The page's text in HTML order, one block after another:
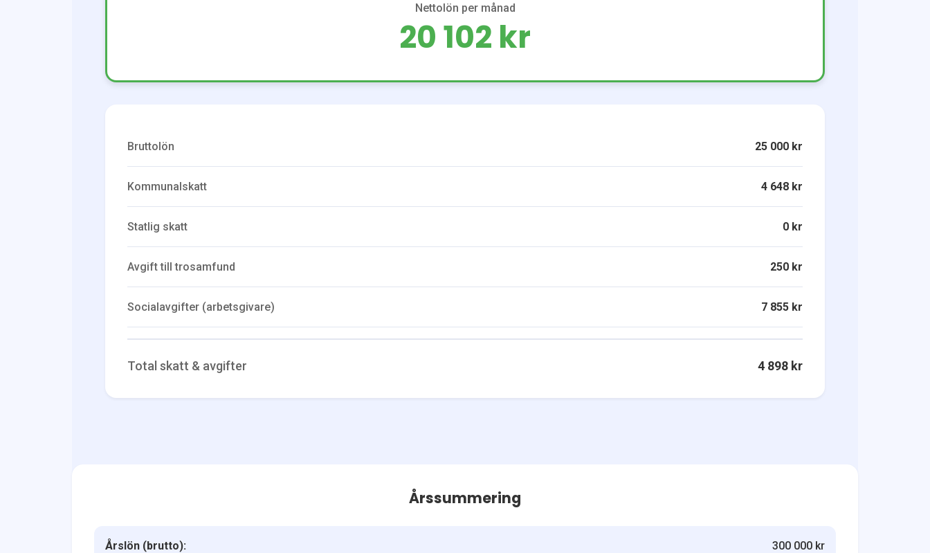
Nettolön per månad
20 102 kr
Bruttolön 25 000 kr
Kommunalskatt 4 648 kr
Statlig skatt 0 kr
Avgift till trosamfund 250 kr
Socialavgifter (arbetsgivare) 7 855 kr
Total skatt & avgifter 4 898 kr
Årssummering
Årslön (brutto): 300 000 kr